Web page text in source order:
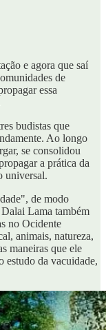
e agora que saí
de
essa
budistas que
Ao longo
se consolidou
a prática da
universal.
de modo
Lama também
no Ocidente
animais, natureza,
maneiras que ele
estudo da vacuidade,